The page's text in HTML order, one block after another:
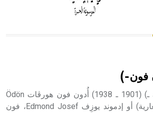
كلمة فرنسية اللفظ تم اعتمادها مصطلحاً
فون-)
هورڤات (أُدون فون ـ) (1901 ـ 1938) أُدون فون هورڤات Ödön
von Horváth (بالهنغارية) أو إدموند يوزِف Edmond Josef، فون